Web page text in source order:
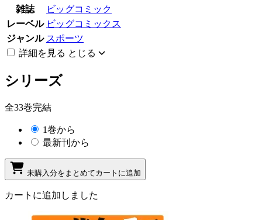
雑誌
ビッグコミック
レーベル ビッグコミックス
ジャンル スポーツ
詳細を見る とじる
シリーズ
全33巻完結
1巻から
最新刊から
未購入分をまとめてカートに追加
カートに追加しました